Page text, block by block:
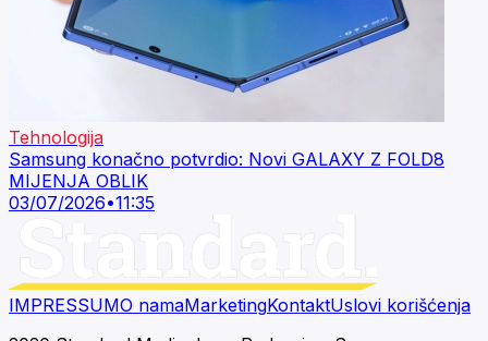
Tehnologija
Samsung konačno potvrdio: Novi GALAXY Z FOLD8
MIJENJA OBLIK
03/07/2026•11:35
IMPRESSUMO namaMarketingKontaktUslovi korišćenja